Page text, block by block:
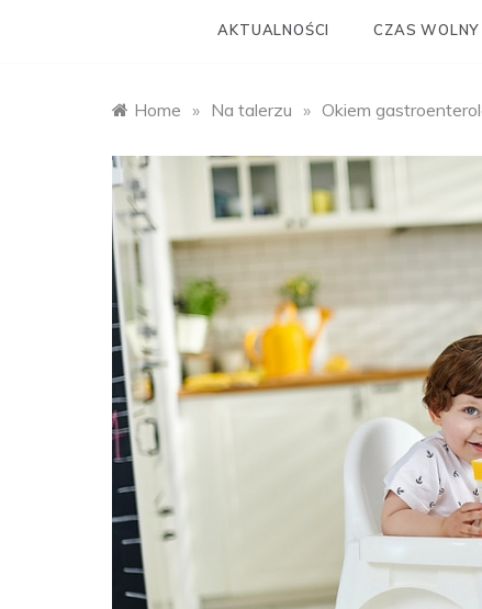
AKTUALNOŚCI CZAS WOLNY
Home » Na talerzu » Okiem